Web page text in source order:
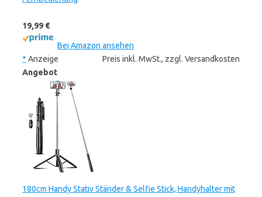
19,99 €
Bei Amazon ansehen
* Anzeige
Preis inkl. MwSt., zzgl. Versandkosten
Angebot
180cm Handy Stativ Ständer & Selfie Stick, Handyhalter mit